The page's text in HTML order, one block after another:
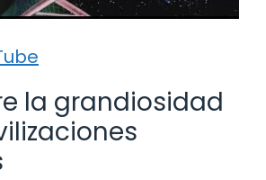
la grandiosidad